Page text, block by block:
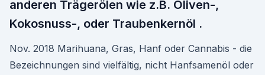
anderen Trägerölen wie z.B. Oliven-,
Kokosnuss-, oder Traubenkernöl .
Nov. 2018 Marihuana, Gras, Hanf oder Cannabis - die
Bezeichnungen sind vielfältig, nicht Hanfsamenöl oder